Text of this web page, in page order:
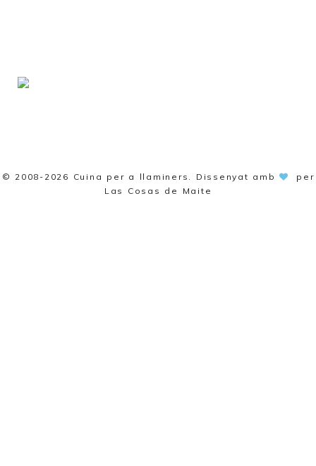
© 2008-2026 Cuina per a llaminers . Dissenyat amb
per
Las Cosas de Maite